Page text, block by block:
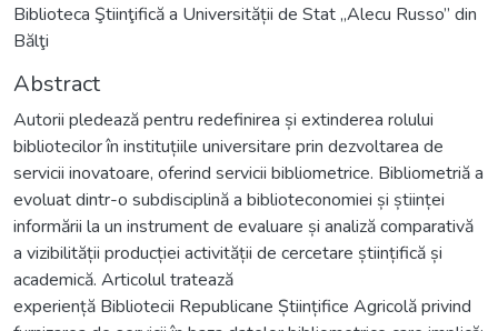
Biblioteca Ştiinţifică a Universității de Stat „Alecu Russo” din
Bălţi
Abstract
Autorii pledează pentru redefinirea și extinderea rolului
bibliotecilor în instituțiile universitare prin dezvoltarea de
servicii inovatoare, oferind servicii bibliometrice. Bibliometriă a
evoluat dintr-o subdisciplină a biblioteconomiei și științei
informării la un instrument de evaluare și analiză comparativă
a vizibilității producției activității de cercetare științifică și
academică. Articolul tratează
experiență Bibliotecii Republicane Științifice Agricolă privind